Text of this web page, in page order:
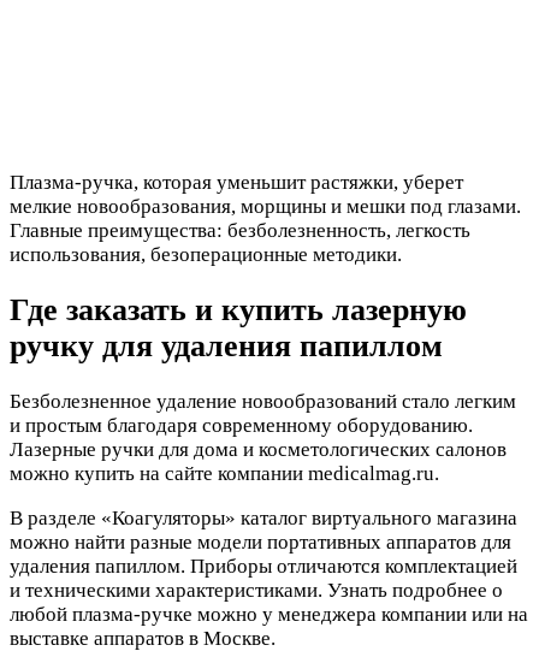
Плазма-ручка, которая уменьшит растяжки, уберет
мелкие новообразования, морщины и мешки под глазами.
Главные преимущества: безболезненность, легкость
использования, безоперационные методики.
Где заказать и купить лазерную
ручку для удаления папиллом
Безболезненное удаление новообразований стало легким
и простым благодаря современному оборудованию.
Лазерные ручки для дома и косметологических салонов
можно купить на сайте компании medicalmag.ru.
В разделе «Коагуляторы» каталог виртуального магазина
можно найти разные модели портативных аппаратов для
удаления папиллом. Приборы отличаются комплектацией
и техническими характеристиками. Узнать подробнее о
любой плазма-ручке можно у менеджера компании или на
выставке аппаратов в Москве.